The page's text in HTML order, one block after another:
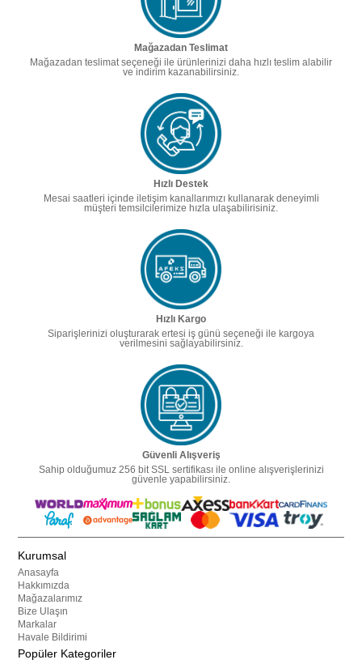
Mağazadan Teslimat
Mağazadan teslimat seçeneği ile ürünlerinizi daha hızlı teslim alabilir
ve indirim kazanabilirsiniz.
Hızlı Destek
Mesai saatleri içinde iletişim kanallarımızı kullanarak deneyimli
müşteri temsilcilerimize hızla ulaşabilirisiniz.
Hızlı Kargo
Siparişlerinizi oluşturarak ertesi iş günü seçeneği ile kargoya
verilmesini sağlayabilirsiniz.
Güvenli Alışveriş
Sahip olduğumuz 256 bit SSL sertifikası ile online alışverişlerinizi
güvenle yapabilirsiniz.
Kurumsal
Anasayfa
Hakkımızda
Mağazalarımız
Bize Ulaşın
Markalar
Havale Bildirimi
Popüler Kategoriler